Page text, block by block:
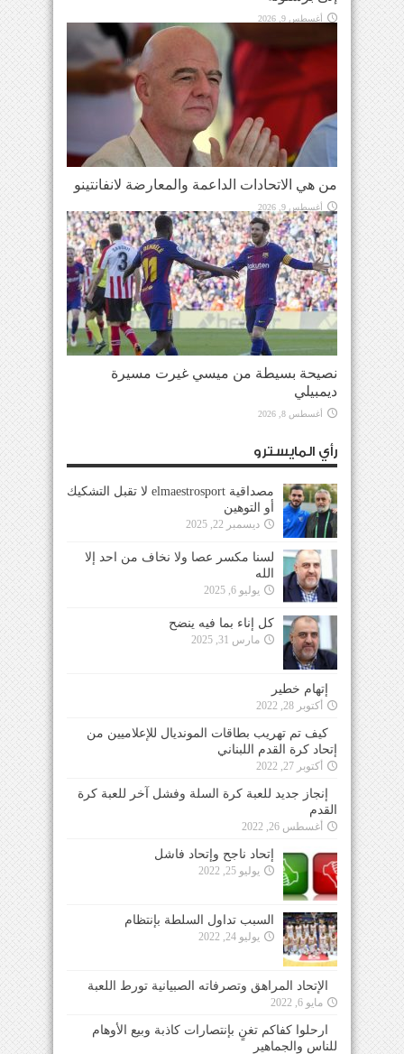
أغسطس 9, 2026
من هي الاتحادات الداعمة والمعارضة لانفانتينو
أغسطس 9, 2026
نصيحة بسيطة من ميسي غيرت مسيرة
ديمبيلي
أغسطس 8, 2026
رأي المايسترو
مصداقية elmaestrosport لا تقبل التشكيك
أو التوهين
ديسمبر 22, 2025
لسنا مكسر عصا ولا نخاف من احد إلا
الله
يوليو 6, 2025
كل إناء بما فيه ينضح
مارس 31, 2025
إتهام خطير
أكتوبر 28, 2022
كيف تم تهريب بطاقات المونديال للإعلاميين من
إتحاد كرة القدم اللبناني
أكتوبر 27, 2022
إنجاز جديد للعبة كرة السلة وفشل آخر للعبة كرة
القدم
أغسطس 26, 2022
إتحاد ناجح وإتحاد فاشل
يوليو 25, 2022
السبب تداول السلطة بإنتظام
يوليو 24, 2022
الإتحاد المراهق وتصرفاته الصبيانية تورط اللعبة
مايو 6, 2022
ارحلوا كفاكم تغنٍ بإنتصارات كاذبة وبيع الأوهام
للناس والجماهير